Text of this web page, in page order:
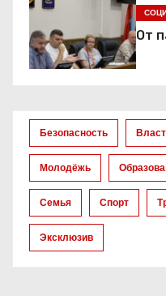
я
п
з
а
п
и
с
От
Безопасность
Молодёжь
Семья Спорт
Эксклюзив